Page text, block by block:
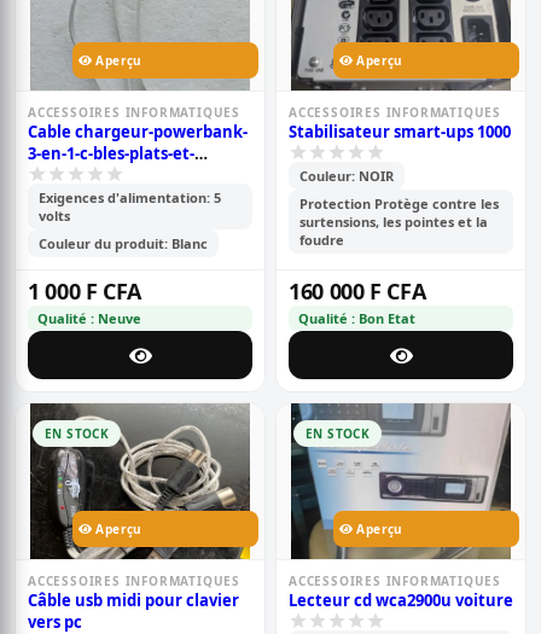
Aperçu
ACCESSOIRES INFORMATIQUES
Cable chargeur-powerbank-
3-en-1-c-bles-plats-et-
flexibles
Exigences d'alimentation: 5
volts
Couleur du produit: Blanc
1 000 F CFA
Qualité : Neuve
Aperçu
ACCESSOIRES INFORMATIQUES
Stabilisateur smart-ups 1000
Couleur: NOIR
Protection Protège contre les
surtensions, les pointes et la
foudre
160 000 F CFA
Qualité : Bon Etat
EN STOCK
Aperçu
ACCESSOIRES INFORMATIQUES
Câble usb midi pour clavier
vers pc
EN STOCK
Aperçu
ACCESSOIRES INFORMATIQUES
Lecteur cd wca2900u voiture